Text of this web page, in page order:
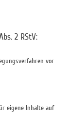
2 RStV:
vor
eigene Inhalte auf